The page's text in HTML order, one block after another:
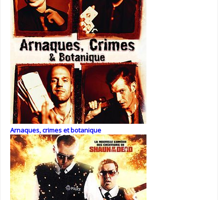
Arnaques, crimes et botanique